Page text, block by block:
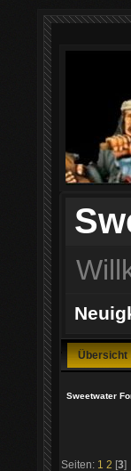
Übersicht
Sweetwater
Seiten: 1 2 [3]